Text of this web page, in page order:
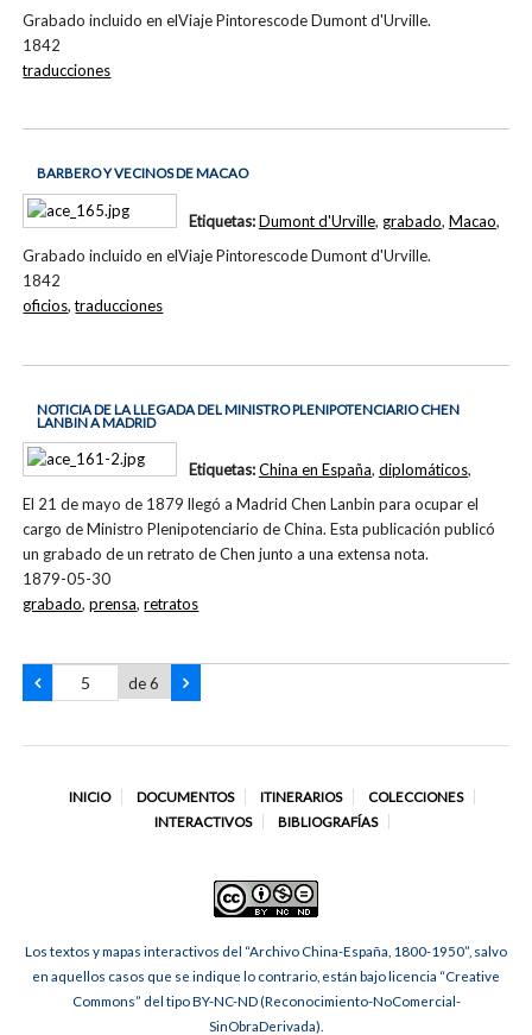
Grabado incluido en elViaje Pintorescode Dumont d'Urville.
1842
traducciones
BARBERO Y VECINOS DE MACAO
Grabado incluido en elViaje Pintorescode Dumont d'Urville.
1842
Etiquetas:Dumont d'Urville, grabado, Macao,
oficios,traducciones
NOTICIA DE LA LLEGADA DEL MINISTRO PLENIPOTENCIARIO CHEN
LANBIN A MADRID
El 21 de mayo de 1879 llegó a Madrid Chen Lanbin para ocupar el
cargo de Ministro Plenipotenciario de China. Esta publicación publicó
un grabado de un retrato de Chen junto a una extensa nota.
1879-05-30
Etiquetas:China en España, diplomáticos,
grabado,prensa,retratos
de 6
INICIO DOCUMENTOS ITINERARIOS
COLECCIONES
INTERACTIVOS
BIBLIOGRAFÍAS
Los textos y mapas interactivos del “Archivo China-España, 1800-1950”, salvo
en aquellos casos que se indique lo contrario, están bajo licencia “Creative
Commons” del tipo BY-NC-ND (Reconocimiento-NoComercial-
SinObraDerivada).